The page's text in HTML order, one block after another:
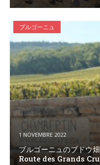
ブルゴーニュ
1 NOVEMBRE 2022
ブルゴーニュのブドウ
Route des Grands